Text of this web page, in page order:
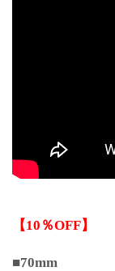
【10％OFF】
■70mm